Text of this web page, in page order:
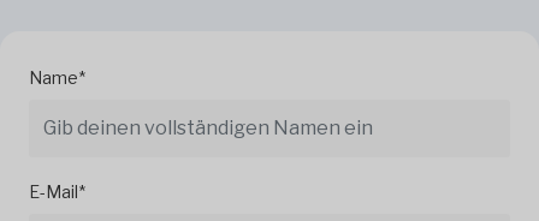
Name*
E-Mail*